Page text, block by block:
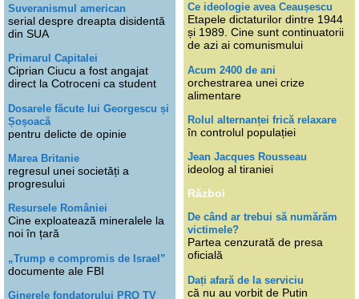
Suveranismul american
serial despre dreapta disidentă
din SUA
Primarul Capitalei
Ciprian Ciucu a fost angajat
direct la Cotroceni ca student
Dosarele făcute lui Georgescu și
Șoșoacă
pentru delicte de opinie
Marea Britanie
regresul unei societăți a
progresului
Resursele României
Cine exploatează mineralele la
noi în țară
„Trump e compromis de Israel”
documente ale FBI
Ginerele fondatorului PRO TV
Ce ideologie avea Ceaușescu
Etapele dictaturilor dintre 1944
și 1989. Cine sunt continuatorii
de azi ai comunismului
Acum 2400 de ani
orchestrarea unei crize
alimentare
Rolul alternanței frică relaxare
în controlul populației
Jean Jacques Rousseau
ideolog al tiraniei
Război
De când ar trebui să numărăm
victimele?
Partea cenzurată de presa
oficială
Dați afară de la serviciu
că nu au vorbit de Putin